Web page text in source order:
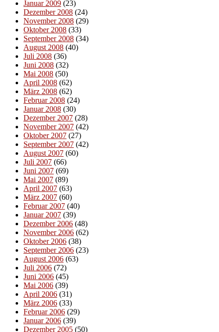
Januar 2009 (23)
Dezember 2008 (24)
November 2008 (29)
Oktober 2008 (33)
September 2008 (34)
August 2008 (40)
Juli 2008 (36)
Juni 2008 (32)
Mai 2008 (50)
April 2008 (62)
März 2008 (62)
Februar 2008 (24)
Januar 2008 (30)
Dezember 2007 (28)
November 2007 (42)
Oktober 2007 (27)
September 2007 (42)
August 2007 (60)
Juli 2007 (66)
Juni 2007 (69)
Mai 2007 (89)
April 2007 (63)
März 2007 (60)
Februar 2007 (40)
Januar 2007 (39)
Dezember 2006 (48)
November 2006 (62)
Oktober 2006 (38)
September 2006 (23)
August 2006 (63)
Juli 2006 (72)
Juni 2006 (45)
Mai 2006 (39)
April 2006 (31)
März 2006 (33)
Februar 2006 (29)
Januar 2006 (39)
Dezember 2005 (50)